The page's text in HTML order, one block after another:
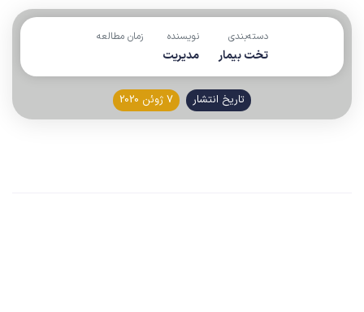
دسته‌بندی
تخت بیمار
نویسنده
مدیریت
زمان مطالعه
تاریخ انتشار 7 ژوئن 2020